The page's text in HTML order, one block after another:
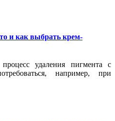
и как выбрать крем-
удаления пигмента с
например, при